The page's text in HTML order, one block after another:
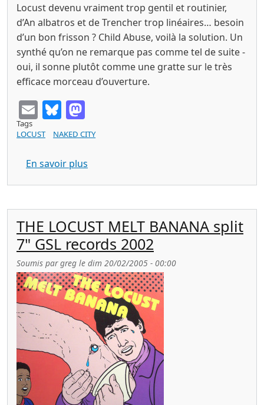
Locust devenu vraiment trop gentil et routinier,
d’An albatros et de Trencher trop linéaires… besoin
d’un bon frisson ? Child Abuse, voilà la solution. Un
synthé qu’on ne remarque pas comme tel de suite -
oui, il sonne plutôt comme une gratte sur le très
efficace morceau d’ouverture.
EmailBluesky
Tags
LOCUST
NAKED CITY
En savoir plus
THE LOCUST MELT BANANA split
7" GSL records 2002
Soumis pargreg le dim 20/02/2005 - 00:00